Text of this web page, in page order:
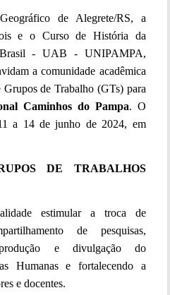
de Alegrete/RS, a
e o Curso de História da
Brasil - UAB - UNIPAMPA,
a comunidade acadêmica
Grupos de Trabalho (GTs) para
Caminhos do Pampa. O
a 14 de junho de 2024, em
DE TRABALHOS
estimular a troca de
de pesquisas,
e divulgação do
Humanas e fortalecendo a
e docentes.